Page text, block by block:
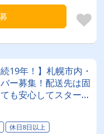
19年！】札幌市内・
ー募集！配送先は固
も安心してスタート
みのシフト制でワー
活躍できます◎
休日8日以上